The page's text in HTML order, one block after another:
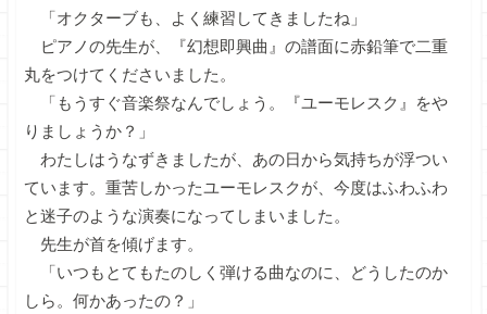
「オクターブも、よく練習してきましたね」
ピアノの先生が、『幻想即興曲』の譜面に赤鉛筆で二重
丸をつけてくださいました。
「もうすぐ音楽祭なんでしょう。『ユーモレスク』をや
りましょうか？」
わたしはうなずきましたが、あの日から気持ちが浮つい
ています。重苦しかったユーモレスクが、今度はふわふわ
と迷子のような演奏になってしまいました。
先生が首を傾げます。
「いつもとてもたのしく弾ける曲なのに、どうしたのか
しら。何かあったの？」